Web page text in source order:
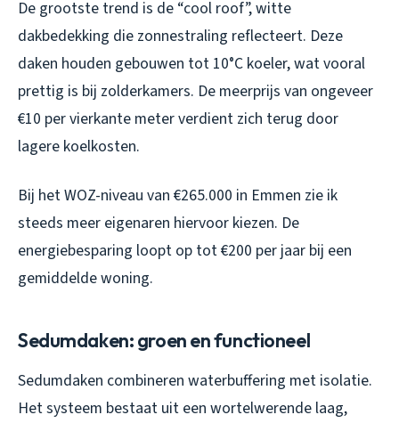
De grootste trend is de “cool roof”, witte
dakbedekking die zonnestraling reflecteert. Deze
daken houden gebouwen tot 10°C koeler, wat vooral
prettig is bij zolderkamers. De meerprijs van ongeveer
€10 per vierkante meter verdient zich terug door
lagere koelkosten.
Bij het WOZ-niveau van €265.000 in Emmen zie ik
steeds meer eigenaren hiervoor kiezen. De
energiebesparing loopt op tot €200 per jaar bij een
gemiddelde woning.
Sedumdaken: groen en functioneel
Sedumdaken combineren waterbuffering met isolatie.
Het systeem bestaat uit een wortelwerende laag,